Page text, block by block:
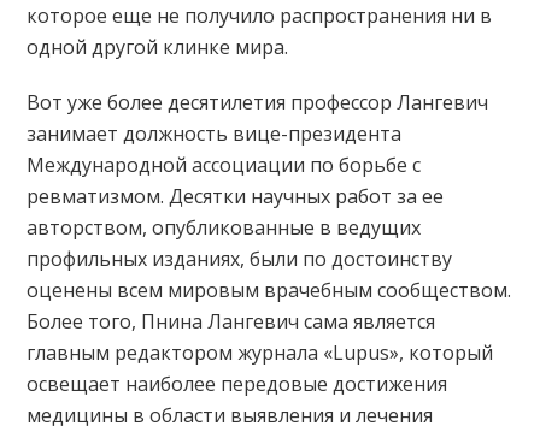
которое еще не получило распространения ни в
одной другой клинке мира.
Вот уже более десятилетия профессор Лангевич
занимает должность вице-президента
Международной ассоциации по борьбе с
ревматизмом. Десятки научных работ за ее
авторством, опубликованные в ведущих
профильных изданиях, были по достоинству
оценены всем мировым врачебным сообществом.
Более того, Пнина Лангевич сама является
главным редактором журнала «Lupus», который
освещает наиболее передовые достижения
медицины в области выявления и лечения